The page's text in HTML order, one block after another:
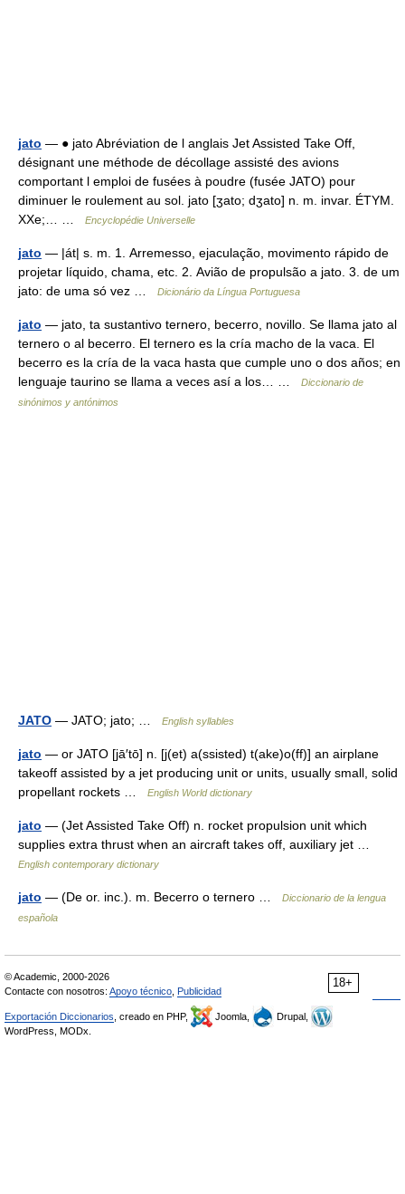
jato — ● jato Abréviation de l anglais Jet Assisted Take Off,
désignant une méthode de décollage assisté des avions
comportant l emploi de fusées à poudre (fusée JATO) pour
diminuer le roulement au sol. jato [ʒato; dʒato] n. m. invar. ÉTYM.
XXe;… …
Encyclopédie Universelle
jato — |át| s. m. 1. Arremesso, ejaculação, movimento rápido de
projetar líquido, chama, etc. 2. Avião de propulsão a jato. 3. de um
jato: de uma só vez …
Dicionário da Língua Portuguesa
jato — jato, ta sustantivo ternero, becerro, novillo. Se llama jato al
ternero o al becerro. El ternero es la cría macho de la vaca. El
becerro es la cría de la vaca hasta que cumple uno o dos años; en
lenguaje taurino se llama a veces así a los… …
Diccionario de
sinónimos y antónimos
JATO — JATO; jato; … English syllables
jato — or JATO [jā′tō] n. [j(et) a(ssisted) t(ake)o(ff)] an airplane
takeoff assisted by a jet producing unit or units, usually small, solid
propellant rockets …
English World dictionary
jato — (Jet Assisted Take Off) n. rocket propulsion unit which
supplies extra thrust when an aircraft takes off, auxiliary jet …
English contemporary dictionary
jato — (De or. inc.). m. Becerro o ternero …
Diccionario de la lengua
española
18+
© Academic, 2000-2026
Contacte con nosotros: Apoyo técnico Publicidad
Exportación Diccionarios , creado en PHP, Joomla,
Drupal,
WordPress, MODx.